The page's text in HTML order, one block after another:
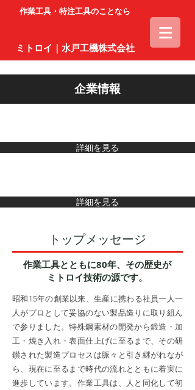
作業工具・特注工具のことなら
ミトロイ｜水戸工機株式会社
企業情報
詳細を見る
詳細を見る
トップメッセージ
作業工具とともに80年、その歴史が
ミトロイ技術の源です。
昭和15年の創業以来、生産に携わる社員一人一
人がプロとして妥協のない製品造りに取り組ん
で参りました。特殊鋼素材の開発から鍛造・加
工・焼き入れ・表面仕上げに至るまで、その研
鑚された製造プロセスは脈々と引き継がれなが
ら、現在に至るまで時代の流れとともに着実に
進歩しています。作業工具は、人と同化して初